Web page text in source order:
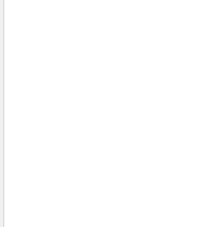
в нов прозорец)
в нов прозорец)
се в нов прозорец)
се в нов прозорец)
в нов прозорец)